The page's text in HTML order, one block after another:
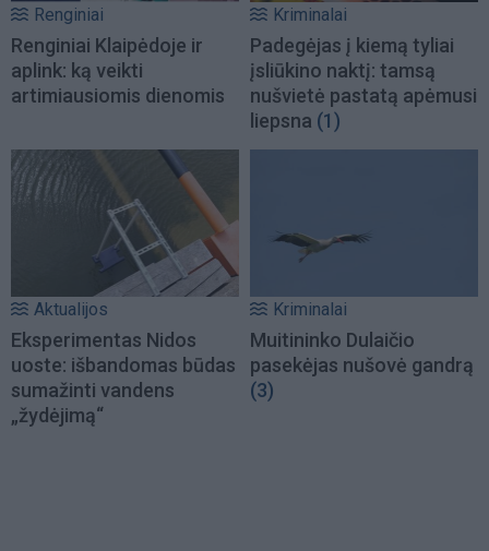
Renginiai
Renginiai Klaipėdoje ir
aplink: ką veikti
artimiausiomis dienomis
Kriminalai
Padegėjas į kiemą tyliai
įsliūkino naktį: tamsą
nušvietė pastatą apėmusi
liepsna (1)
Aktualijos
Eksperimentas Nidos
uoste: išbandomas būdas
sumažinti vandens
„žydėjimą“
Kriminalai
Muitininko Dulaičio
pasekėjas nušovė gandrą
(3)